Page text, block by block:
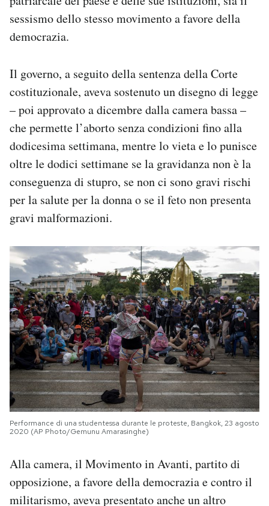
sessismo dello stesso movimento a favore della
democrazia.
Il governo, a seguito della sentenza della Corte
costituzionale, aveva sostenuto un disegno di legge
– poi approvato a dicembre dalla camera bassa –
che permette l’aborto senza condizioni fino alla
dodicesima settimana, mentre lo vieta e lo punisce
oltre le dodici settimane se la gravidanza non è la
conseguenza di stupro, se non ci sono gravi rischi
per la salute per la donna o se il feto non presenta
gravi malformazioni.
Performance di una studentessa durante le proteste, Bangkok, 23 agosto
2020 (AP Photo/Gemunu Amarasinghe)
Alla camera, il Movimento in Avanti, partito di
opposizione, a favore della democrazia e contro il
militarismo, aveva presentato anche un altro